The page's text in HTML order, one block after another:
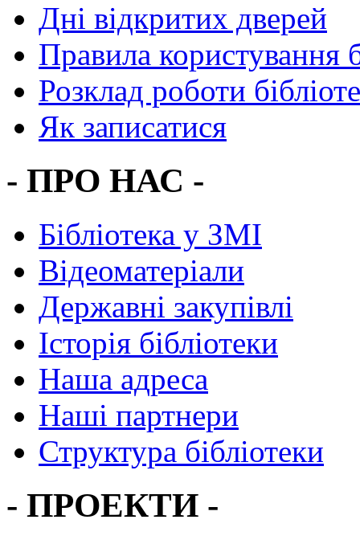
Дні відкритих дверей
Правила користування
Розклад роботи
Як записатися
- ПРО НАС -
Бібліотека у ЗМІ
Відеоматеріали
Державні закупівлі
Історія бібліотеки
Наша адреса
Наші партнери
Структура бібліотеки
- ПРОЕКТИ -